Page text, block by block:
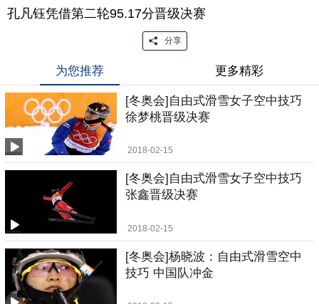
孔凡钰凭借第二轮95.17分晋级决赛
分享
为您推荐 更多精彩
[冬奥会]自由式滑雪女子空中技巧
徐梦桃晋级决赛
2018-02-15
[冬奥会]自由式滑雪女子空中技巧
张鑫晋级决赛
2018-02-15
[冬奥会]杨晓波：自由式滑雪空中
技巧 中国队冲金